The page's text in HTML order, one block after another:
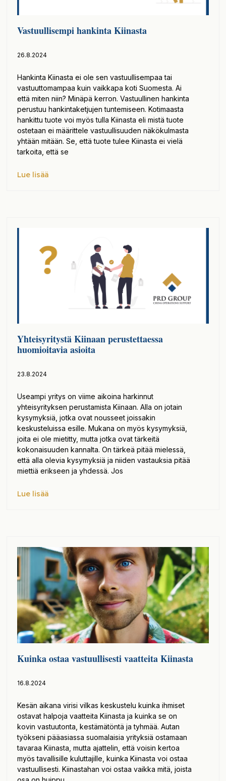
Vastuullisempi hankinta Kiinasta
26.8.2024
Hankinta Kiinasta ei ole sen vastuullisempaa tai
vastuuttomampaa kuin vaikkapa koti Suomesta. Ai
että miten niin? Minäpä kerron. Vastuullinen hankinta
perustuu hankintaketjujen tuntemiseen. Kotimaasta
hankittu tuote voi myös tulla Kiinasta eli mistä tuote
ostetaan ei määrittele vastuullisuuden näkökulmasta
yhtään mitään. Se, että tuote tulee Kiinasta ei vielä
tarkoita, että se
Lue lisää
Yhteisyritystä Kiinaan perustettaessa
huomioitavia asioita
23.8.2024
Useampi yritys on viime aikoina harkinnut
yhteisyrityksen perustamista Kiinaan. Alla on jotain
kysymyksiä, jotka ovat nousseet joissakin
keskusteluissa esille. Mukana on myös kysymyksiä,
joita ei ole mietitty, mutta jotka ovat tärkeitä
kokonaisuuden kannalta. On tärkeä pitää mielessä,
että alla olevia kysymyksiä ja niiden vastauksia pitää
miettiä erikseen ja yhdessä. Jos
Lue lisää
Kuinka ostaa vastuullisesti vaatteita Kiinasta
16.8.2024
Kesän aikana virisi vilkas keskustelu kuinka ihmiset
ostavat halpoja vaatteita Kiinasta ja kuinka se on
kovin vastuutonta, kestämätöntä ja tyhmää. Autan
työkseni pääasiassa suomalaisia yrityksiä ostamaan
tavaraa Kiinasta, mutta ajattelin, että voisin kertoa
myös tavallisille kuluttajille, kuinka Kiinasta voi ostaa
vastuullisesti. Kiinastahan voi ostaa vaikka mitä, joista